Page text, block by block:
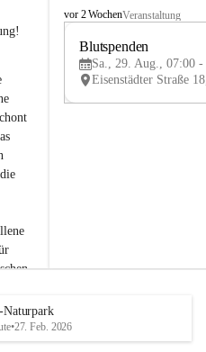
B
e
u
e
d
vor 2 WochenVeranstaltung
Blutspenden
Sa., 29. Aug., 07:00 -
Naturpark
•27. Feb. 2026